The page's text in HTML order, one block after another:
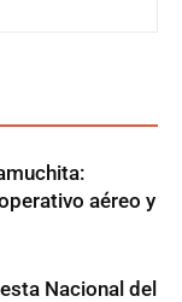
aéreo y
Nacional del